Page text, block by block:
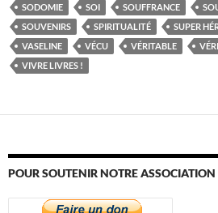
SODOMIE
SOI SOUFFRANCE
SOUVENIRS
SPIRITUALITÉ SUPER
VASELINE
VÉCU VÉRITABLE
VIVRE LIVRES !
POUR SOUTENIR NOTRE ASSOCIATION